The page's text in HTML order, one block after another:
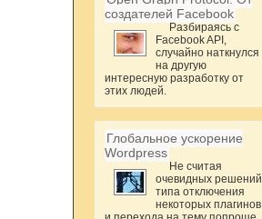
создателей Facebook
Разбираясь с
Facebook API,
случайно наткнулся
на другую
интересную разработку от
этих людей.
Глобальное ускорение
Wordpress
Не считая
очевидных решений
типа отключения
некоторых плагинов